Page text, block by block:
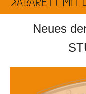
Neues